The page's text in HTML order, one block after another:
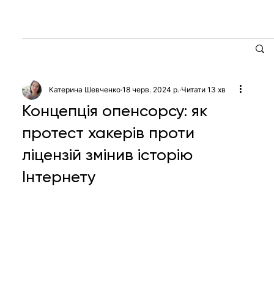
Концепція опенсорсу: як
протест хакерів проти
ліцензій змінив історію
Інтернету
Катерина Шевченко 18 черв. 2024 р. Читати 13 хв